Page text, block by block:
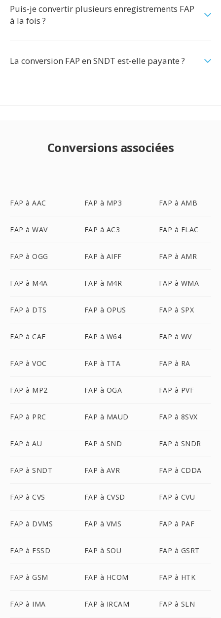
Puis-je convertir plusieurs enregistrements FAP
à la fois ?
La conversion FAP en SNDT est-elle payante ?
Conversions associées
FAP à AAC FAP à MP3 FAP à AMB
FAP à WAV FAP à AC3 FAP à FLAC
FAP à OGG FAP à AIFF FAP à AMR
FAP à M4A FAP à M4R FAP à WMA
FAP à DTS FAP à OPUS FAP à SPX
FAP à CAF FAP à W64 FAP à WV
FAP à VOC FAP à TTA FAP à RA
FAP à MP2 FAP à OGA FAP à PVF
FAP à PRC FAP à MAUD FAP à 8SVX
FAP à AU FAP à SND FAP à SNDR
FAP à SNDT FAP à AVR FAP à CDDA
FAP à CVS FAP à CVSD FAP à CVU
FAP à DVMS FAP à VMS FAP à PAF
FAP à FSSD FAP à SOU FAP à GSRT
FAP à GSM FAP à HCOM FAP à HTK
FAP à IMA FAP à IRCAM FAP à SLN